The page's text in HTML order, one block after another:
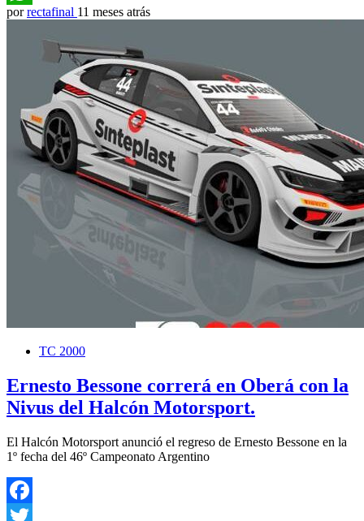
WhatsApp
por rectafinal 11 meses atrás
TC 2000
Ernesto Bessone correrá en Oberá con la
Nivus del Halcón Motorsport.
El Halcón Motorsport anunció el regreso de Ernesto Bessone en la
1º fecha del 46º Campeonato Argentino
Facebook